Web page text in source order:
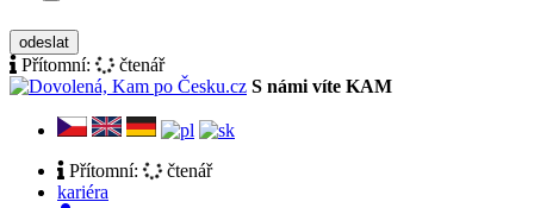
odeslat
Přítomní:
čtenář
S námi víte KAM
Přítomní:
čtenář
kariéra